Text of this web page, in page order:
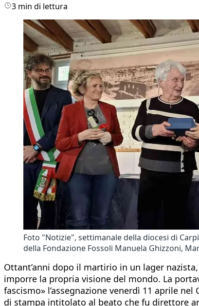
3 min di lettura
Foto "Notizie", settimanale della diocesi di
della Fondazione Fossoli Manuela Ghizzoni,
Ottant’anni dopo il martirio in un lager
imporre la propria visione del mondo. La
fascismo» l’assegnazione venerdì 11 aprile
di stampa intitolato al beato che fu direttore